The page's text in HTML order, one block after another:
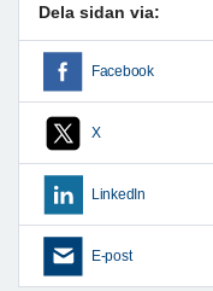
Dela sidan via:
Facebook
X
LinkedIn
E-post